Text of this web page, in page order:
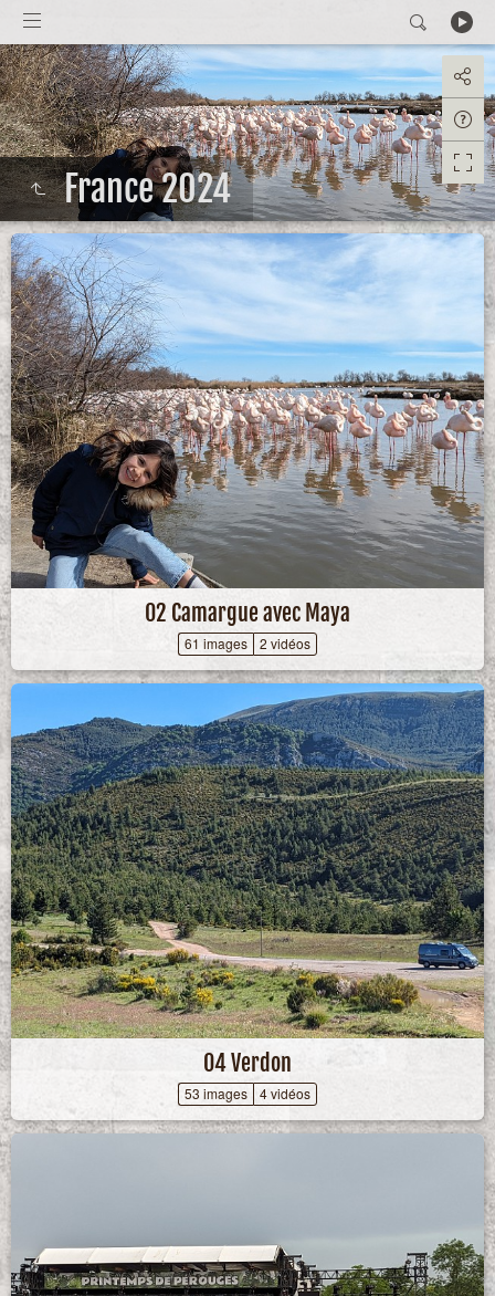
France 2024
02 Camargue avec Maya
61 images 2 vidéos
04 Verdon
53 images 4 vidéos